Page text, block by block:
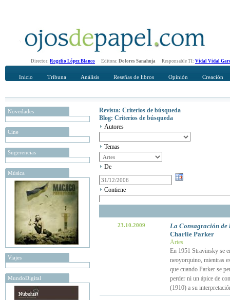
Director: Rogelio López Blanco Editora: Dolores Sanahuja Responsable TI: Vidal Vidal
Inicio Tribuna Análisis Reseñas de libros Opinión Creación
Novedades
Cine
Sugerencias
Música
Viajes
MundoDigital
Revista: Criterios de búsqueda
Blog: Criterios de búsqueda
Autores
Temas
De
Contiene
23.10.2009
La Consagración de
Charlie Parker
Artes
En 1951 Stravinsky se
neoyorquino, mientras
que cuando Parker se
perder ni un ápice de
(1910) a su